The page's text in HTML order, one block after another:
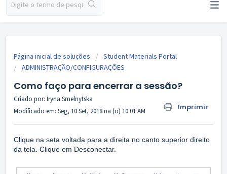
Página inicial de soluções
Student Materials Portal
ADMINISTRAÇÃO/CONFIGURAÇÕES
Como faço para encerrar a sessão?
Imprimir
Criado por: Iryna Smelnytska
Modificado em: Seg, 10 Set, 2018 na (o) 10:01 AM
Clique na seta voltada para a direita no canto superior direito
da tela. Clique em Desconectar.